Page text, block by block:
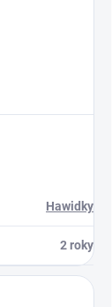
Hawidky
2 roky